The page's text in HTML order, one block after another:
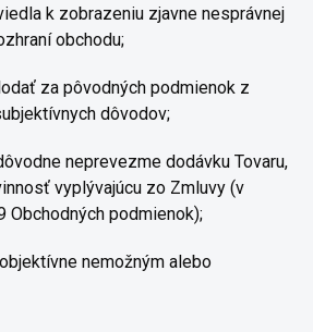
k zobrazeniu zjavne nesprávnej
obchodu;
za pôvodných podmienok z
dôvodov;
neprevezme dodávku Tovaru,
vyplývajúcu zo Zmluvy (v
Obchodných podmienok);
nemožným alebo